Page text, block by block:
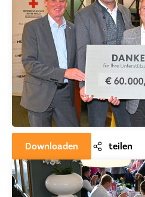
Downloaden teilen